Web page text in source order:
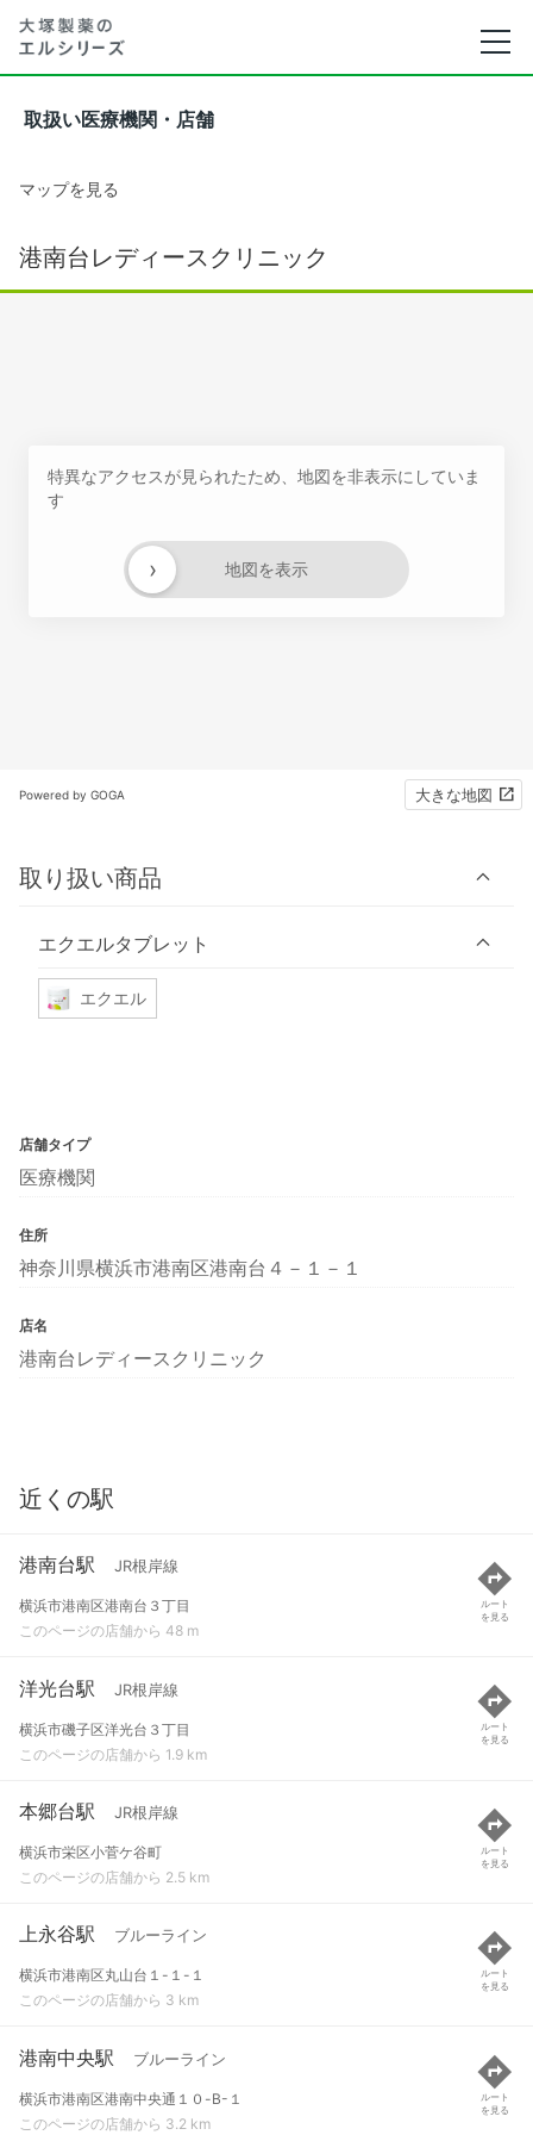
取扱い医療機関・店舗
マップを見る
港南台レディースクリニック
特異なアクセスが見られたため、地図を非表示にしていま
す
地図を表示
›
Powered by GOGA 大きな地図
取り扱い商品
エクエルタブレット
エクエル
店舗タイプ
医療機関
住所
神奈川県横浜市港南区港南台４－１－１
店名
港南台レディースクリニック
近くの駅
港南台駅 JR根岸線
横浜市港南区港南台３丁目
このページの店舗から 48 m
ルート
を見る
洋光台駅 JR根岸線
横浜市磯子区洋光台３丁目
このページの店舗から 1.9 km
ルート
を見る
本郷台駅 JR根岸線
横浜市栄区小菅ケ谷町
このページの店舗から 2.5 km
ルート
を見る
上永谷駅 ブルーライン
横浜市港南区丸山台１-１-１
このページの店舗から 3 km
ルート
を見る
港南中央駅 ブルーライン
横浜市港南区港南中央通１０-B-１
このページの店舗から 3.2 km
ルート
を見る